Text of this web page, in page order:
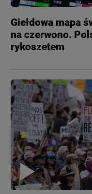
Giełdowa mapa
na czerwono.
rykoszetem